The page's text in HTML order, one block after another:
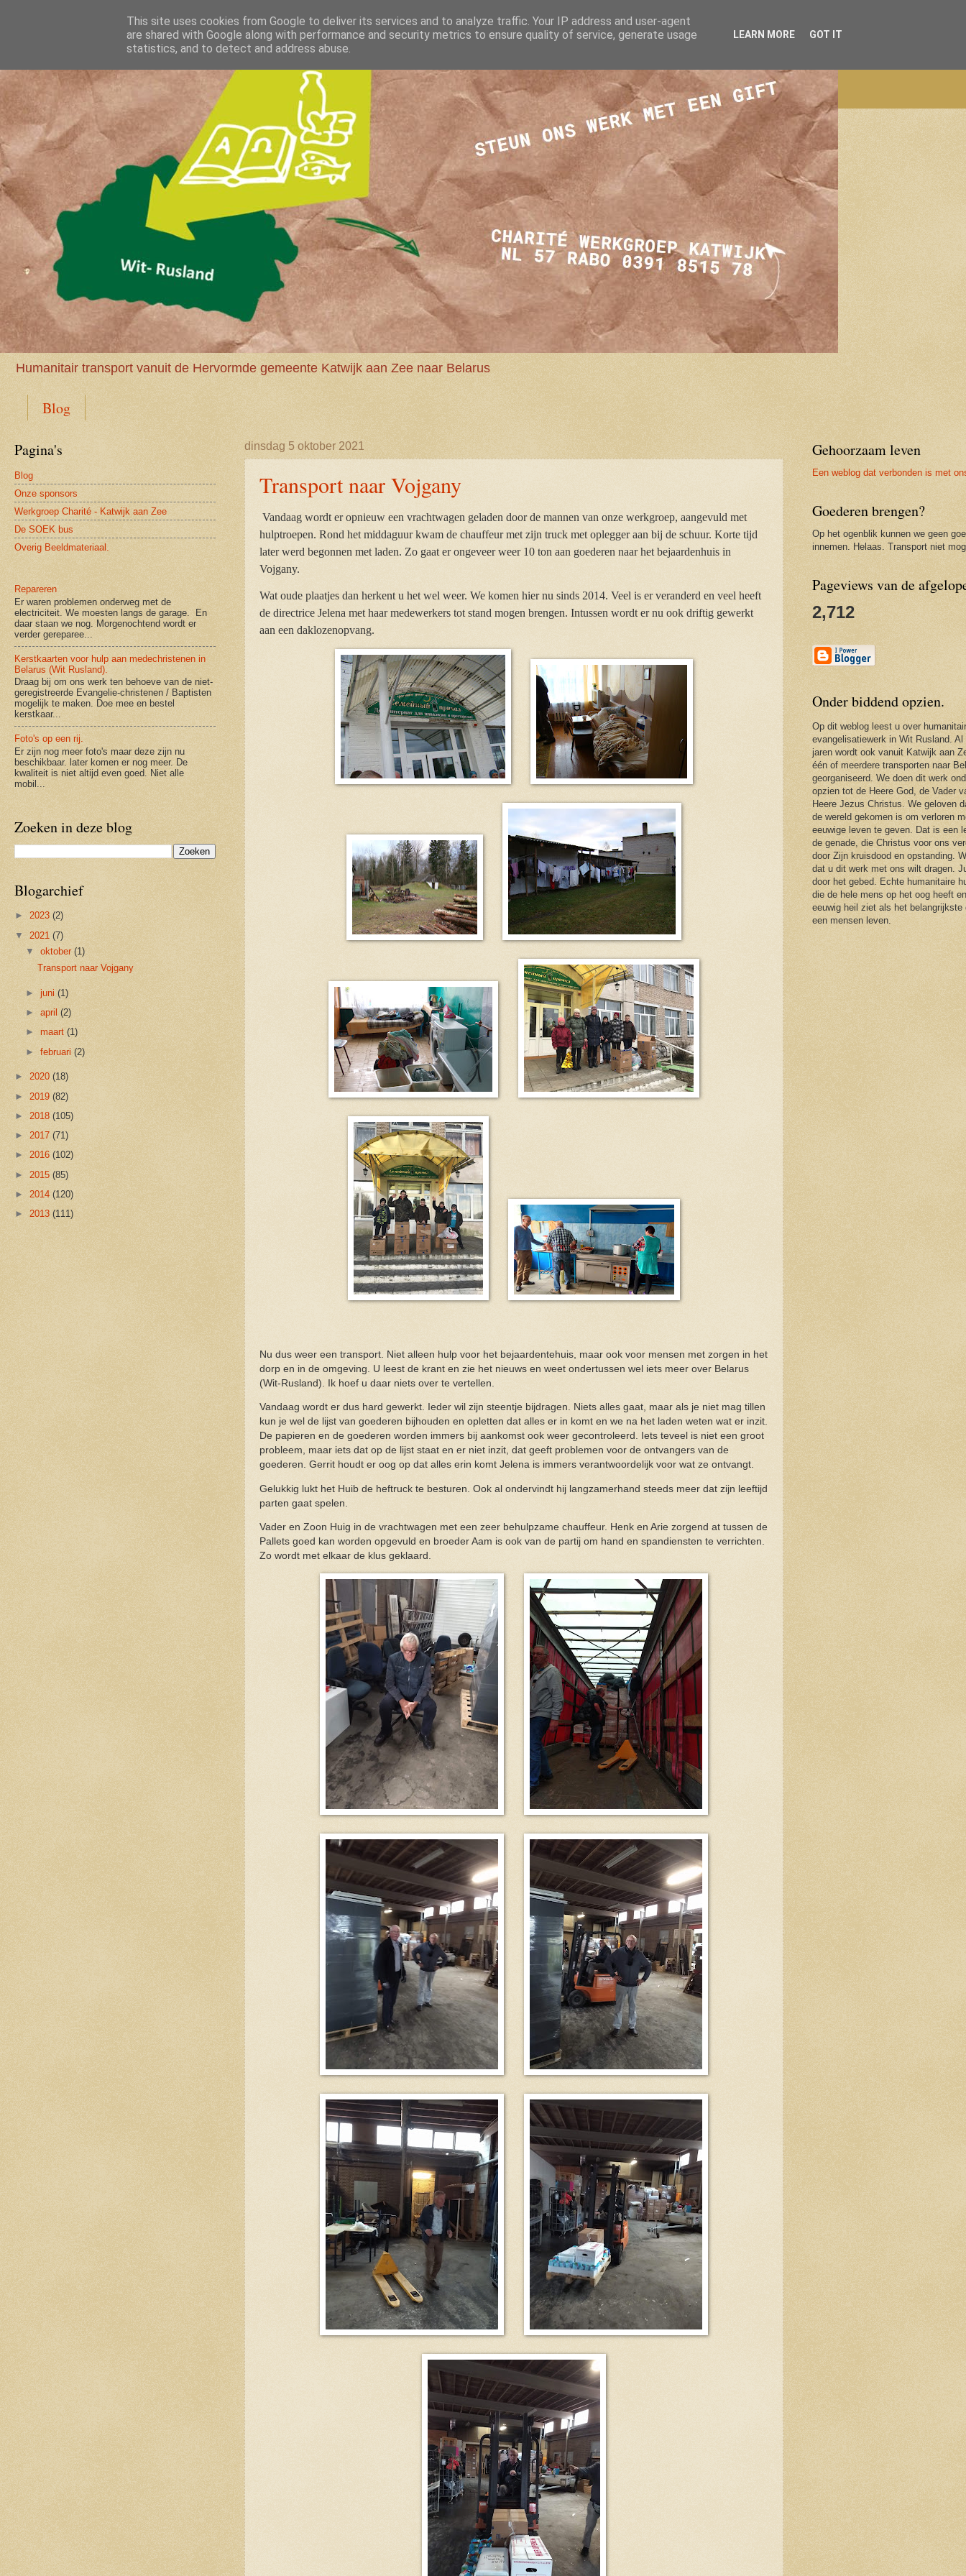
Humanitair transport vanuit de Hervormde gemeente Katwijk aan Zee naar Belarus
Blog
dinsdag 5 oktober 2021
Transport naar Vojgany
Vandaag wordt er opnieuw een vrachtwagen geladen door de mannen van onze werkgroep, aangevuld met
hulptroepen. Rond het middaguur kwam de chauffeur met zijn truck met oplegger aan bij de schuur. Korte tijd
later werd begonnen met laden. Zo gaat er ongeveer weer 10 ton aan goederen naar het bejaardenhuis in
Vojgany.
Wat oude plaatjes dan herkent u het wel weer. We komen hier nu sinds 2014. Veel is er veranderd en veel heeft
de directrice Jelena met haar medewerkers tot stand mogen brengen. Intussen wordt er nu ook driftig gewerkt
aan een daklozenopvang.
Nu dus weer een transport. Niet alleen hulp voor het bejaardentehuis, maar ook voor mensen met zorgen in het
dorp en in de omgeving. U leest de krant en zie het nieuws en weet ondertussen wel iets meer over Belarus
(Wit-Rusland). Ik hoef u daar niets over te vertellen.
Vandaag wordt er dus hard gewerkt. Ieder wil zijn steentje bijdragen. Niets alles gaat, maar als je niet mag tillen
kun je wel de lijst van goederen bijhouden en opletten dat alles er in komt en we na het laden weten wat er inzit.
De papieren en de goederen worden immers bij aankomst ook weer gecontroleerd. Iets teveel is niet een groot
probleem, maar iets dat op de lijst staat en er niet inzit, dat geeft problemen voor de ontvangers van de
goederen. Gerrit houdt er oog op dat alles erin komt Jelena is immers verantwoordelijk voor wat ze ontvangt.
Gelukkig lukt het Huib de heftruck te besturen. Ook al ondervindt hij langzamerhand steeds meer dat zijn leeftijd
parten gaat spelen.
Vader en Zoon Huig in de vrachtwagen met een zeer behulpzame chauffeur. Henk en Arie zorgend at tussen de
Pallets goed kan worden opgevuld en broeder Aam is ook van de partij om hand en spandiensten te verrichten.
Zo wordt met elkaar de klus geklaard.
Pagina's
Blog
Onze sponsors
Werkgroep Charité - Katwijk aan Zee
De SOEK bus
Overig Beeldmateriaal.
Repareren
Er waren problemen onderweg met de
electriciteit. We moesten langs de garage. En
daar staan we nog. Morgenochtend wordt er
verder gereparee...
Kerstkaarten voor hulp aan medechristenen in
Belarus (Wit Rusland).
Draag bij om ons werk ten behoeve van de niet-
geregistreerde Evangelie-christenen / Baptisten
mogelijk te maken. Doe mee en bestel
kerstkaar...
Foto's op een rij.
Er zijn nog meer foto's maar deze zijn nu
beschikbaar. later komen er nog meer. De
kwaliteit is niet altijd even goed. Niet alle
mobil...
Zoeken in deze blog
Blogarchief
► 2023 (2)
▼
2021 (7)
▼
oktober (1)
Transport naar Vojgany
►juni (1)
►april (2)
►maart (1)
►februari (2)
► 2020 (18)
► 2019 (82)
► 2018 (105)
► 2017 (71)
► 2016 (102)
► 2015 (85)
► 2014 (120)
► 2013 (111)
Gehoorzaam leven
Een weblog dat verbonden is met
Goederen brengen?
Op het ogenblik kunnen we geen
innemen. Helaas. Transport niet
Pageviews van de
2,712
Onder biddend opzien.
Op dit weblog leest u over
evangelisatiewerk in Wit Rusland. Al
jaren wordt ook vanuit Katwijk aan
één of meerdere transporten naar
georganiseerd. We doen dit werk
opzien tot de Heere God, de Vader
Heere Jezus Christus. We geloven
de wereld gekomen is om verloren
eeuwige leven te geven. Dat is een
de genade, die Christus voor ons
door Zijn kruisdood en opstanding.
dat u dit werk met ons wilt dragen.
door het gebed. Echte humanitaire
die de hele mens op het oog heeft
eeuwig heil ziet als het belangrijkste
een mensen leven.
This site uses cookies from Google to deliver its services and to analyze traffic. Your IP address and user-agent
are shared with Google along with performance and security metrics to ensure quality of service, generate usage
statistics, and to detect and address abuse.
LEARN MORE GOT IT